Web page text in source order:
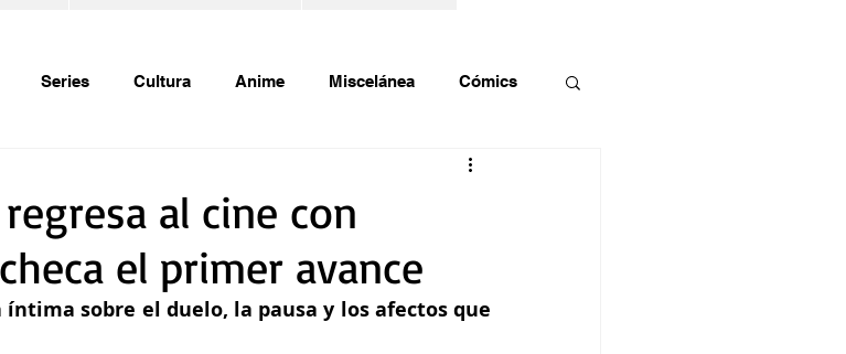
Series Cultura Anime Miscelánea Cómics
al cine con
el primer avance
íntima sobre el duelo, la pausa y los afectos que